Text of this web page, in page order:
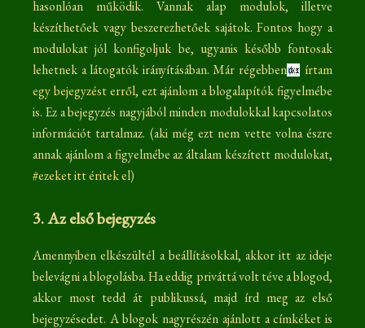
hasonlóan működik. Vannak alap modulok, illetve
készíthetőek vagy beszerezhetőek sajátok. Fontos hogy a
modulokat jól konfigoljuk be, ugyanis később fontosak
lehetnek a látogatók irányításában. Már régebben
írtam
egy bejegyzést erről, ezt ajánlom a blogalapítók figyelmébe
is. Ez a bejegyzés nagyjából minden modulokkal kapcsolatos
információt tartalmaz. (aki még ezt nem vette volna észre
annak ajánlom a figyelmébe az általam készített modulokat,
ezeket itt éritek el)
3. Az első bejegyzés
Amennyiben elkészültél a beállításokkal, akkor itt az ideje
belevágni a blogolásba. Ha eddig priváttá volt téve a blogod,
akkor most tedd át publikussá, majd írd meg az első
bejegyzésedet. A blogok nagyrészén ajánlott a címkéket is